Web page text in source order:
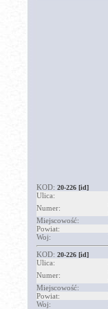
KOD: 20-226 [id]
Ulica:
Numer:
Miejscowość:
Powiat:
Woj:
KOD: 20-226 [id]
Ulica:
Numer:
Miejscowość:
Powiat:
Woj: